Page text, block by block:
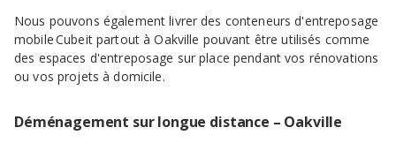
Nous pouvons également livrer des conteneurs d'entreposage
mobile Cubeit partout à Oakville pouvant être utilisés comme
des espaces d'entreposage sur place pendant vos rénovations
ou vos projets à domicile.
Déménagement sur longue distance – Oakville